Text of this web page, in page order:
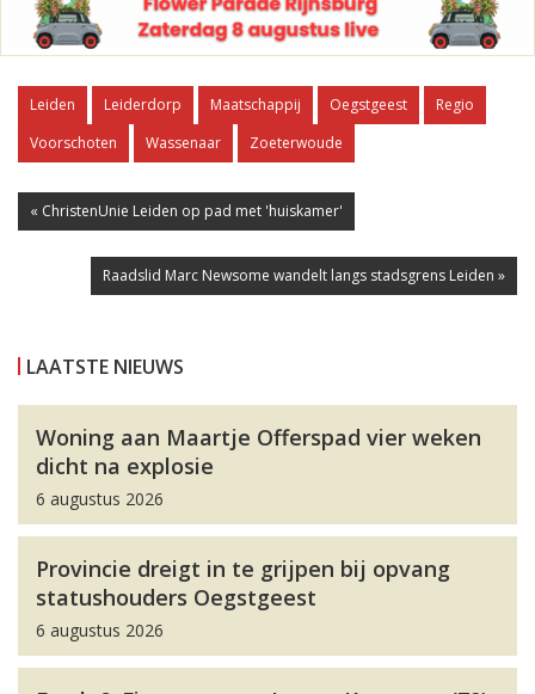
Leiden Leiderdorp Maatschappij Oegstgeest
Regio
Voorschoten
Wassenaar Zoeterwoude
« ChristenUnie Leiden op pad met 'huiskamer'
Raadslid Marc Newsome wandelt langs stadsgrens Leiden »
LAATSTE NIEUWS
Woning aan Maartje Offerspad vier weken
dicht na explosie
6 augustus 2026
Provincie dreigt in te grijpen bij opvang
statushouders Oegstgeest
6 augustus 2026